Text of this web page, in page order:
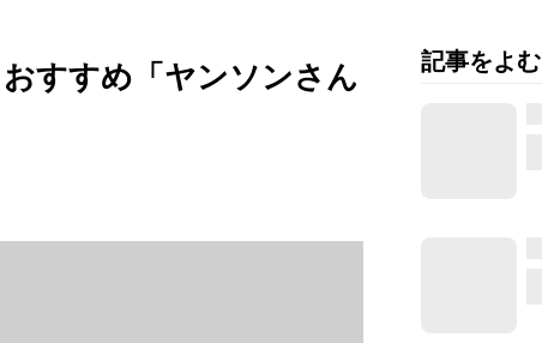
すすめ「ヤンソンさん
記事をよむ